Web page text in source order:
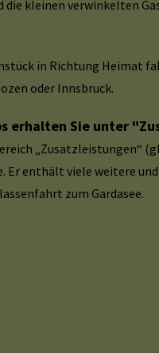
kleinen verwinkelten
in Richtung Heimat
oder Innsbruck.
erhalten Sie unter
„Zusatzleistungen“
Er enthält viele weitere
zum Gardasee.